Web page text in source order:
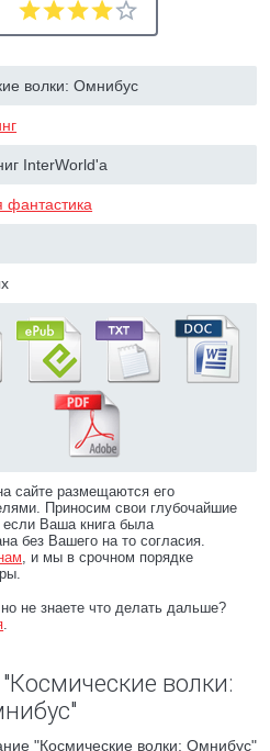
волки: Омнибус
InterWorld'а
фантастика
сайте размещаются его
Приносим свои глубочайшие
если Ваша книга была
без Вашего на то согласия.
, и мы в срочном порядке
не знаете что делать дальше?
.
волки:
"Космические волки: Омнибус"